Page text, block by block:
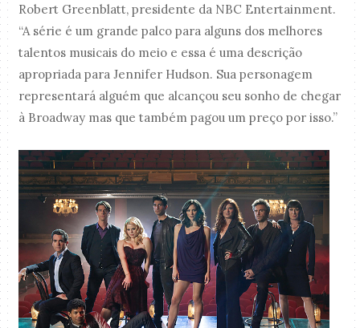
Robert Greenblatt, presidente da NBC Entertainment.
“A série é um grande palco para alguns dos melhores
talentos musicais do meio e essa é uma descrição
apropriada para Jennifer Hudson. Sua personagem
representará alguém que alcançou seu sonho de chegar
à Broadway mas que também pagou um preço por isso.”